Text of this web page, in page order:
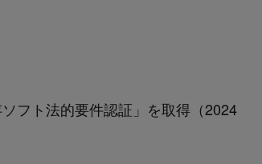
フト法的要件認証」を取得（2024